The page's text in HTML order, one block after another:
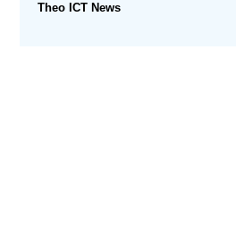
Theo ICT News